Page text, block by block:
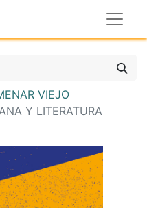
VIEJO
Y LITERATURA